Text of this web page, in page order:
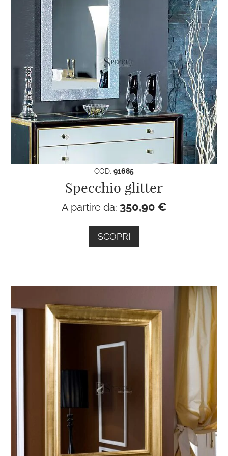
Non hai trovato lo specchio
rettangolare con cornice argento
che cercavi?
Sfoglia ilnostro catalogoo scrivici
ainfo@specchionline.it,
inviandoci la foto del modello che
hai scelto.
Ti aiuteremo con la tua ricerca!
COD: 91685
Specchio glitter
A partire da: 350,90 €
SCOPRI